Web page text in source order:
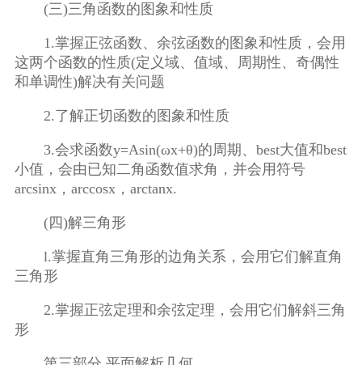
(三)三角函数的图象和性质
1.掌握正弦函数、余弦函数的图象和性质，会用
这两个函数的性质(定义域、值域、周期性、奇偶性
和单调性)解决有关问题
2.了解正切函数的图象和性质
3.会求函数y=Asin(ωx+θ)的周期、best大值和best
小值，会由已知二角函数值求角，并会用符号
arcsinx，arccosx，arctanx.
(四)解三角形
l.掌握直角三角形的边角关系，会用它们解直角
三角形
2.掌握正弦定理和余弦定理，会用它们解斜三角
形